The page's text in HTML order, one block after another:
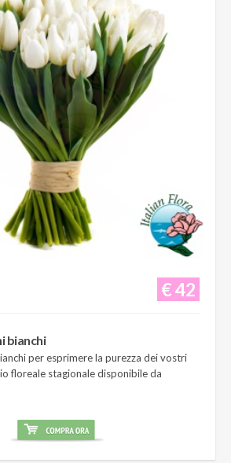
€ 42
bianchi
per esprimere la purezza dei vostri
floreale stagionale disponibile da